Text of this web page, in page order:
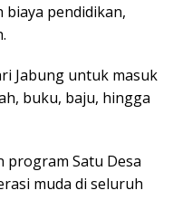
biaya pendidikan,
Jabung untuk masuk
buku, baju, hingga
program Satu Desa
muda di seluruh